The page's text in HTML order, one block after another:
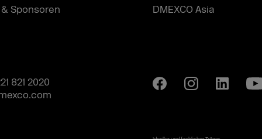
Sponsoren DMEXCO Asia
821 2020